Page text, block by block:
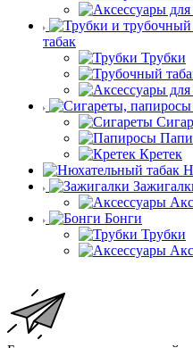
табак
Трубки
Кретек
Бонги
Трубки